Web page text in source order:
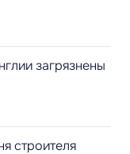
загрязнены
строителя